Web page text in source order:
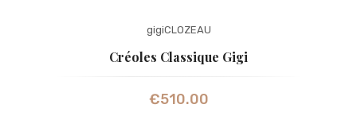
gigiCLOZEAU
Créoles Classique Gigi
€510.00